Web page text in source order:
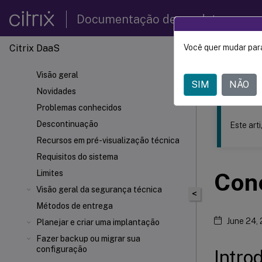
Documentação de produtos
Citrix DaaS
Visão geral
Novidades
Problemas conhecidos
Descontinuação
Recursos em pré-visualização técnica
Requisitos do sistema
Limites
Visão geral da segurança técnica
Métodos de entrega
Planejar e criar uma implantação
Fazer backup ou migrar sua
configuração
Este
Citrix
<
Este
June 24,
Você quer mudar
SIM NÃO